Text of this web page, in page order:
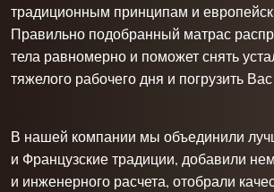
традиционным принципам и
Правильно подобранный матрас
тела равномерно и поможет снять
тяжелого рабочего дня и погрузить
В нашей компании мы объединили
и Французские традиции, добавили
и инженерного расчета, отобрали